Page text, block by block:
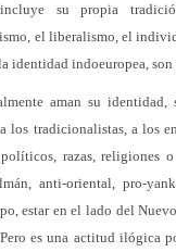
su propia
el liberalismo, el
identidad indoeuropea,
aman su identidad,
los tradicionalistas, a los
razas, religiones
anti-oriental, pro-
estar en el lado del
es una actitud ilógica